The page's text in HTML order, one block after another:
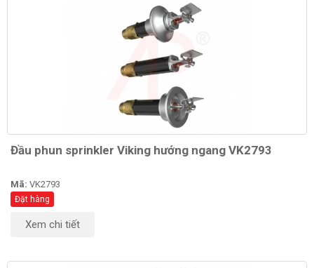
Đầu phun sprinkler Viking hướng ngang VK2793
Mã: VK2793
Đặt hàng
Xem chi tiết